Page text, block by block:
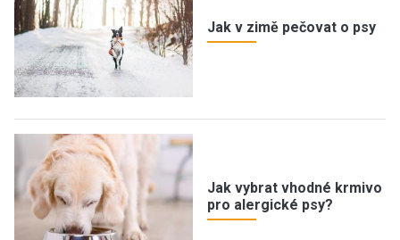
Jak v zimě pečovat o psy
Jak vybrat vhodné krmivo
pro alergické psy?